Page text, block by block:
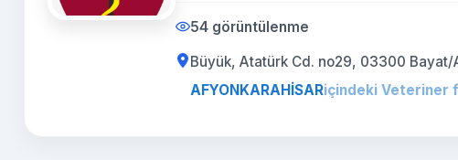
54 görüntülenme
Büyük, Atatürk Cd. no29, 03300 Bayat/
AFYONKARAHİSARiçindeki Veteriner